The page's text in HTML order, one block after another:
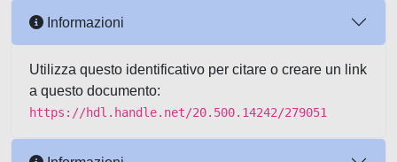
Informazioni
Utilizza questo identificativo per citare o creare un link
a questo documento:
https://hdl.handle.net/20.500.14242/279051